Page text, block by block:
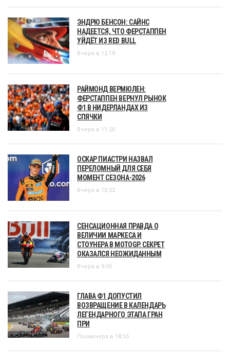
ЭНДРЮ БЕНСОН: САЙНС
НАДЕЕТСЯ, ЧТО ФЕРСТАППЕН
УЙДЁТ ИЗ RED BULL
Вчера в 12:18
РАЙМОНД ВЕРМЮЛЕН:
ФЕРСТАППЕН ВЕРНУЛ РЫНОК
Ф1 В НИДЕРЛАНДАХ ИЗ
СПЯЧКИ
Вчера в 11:20
ОСКАР ПИАСТРИ НАЗВАЛ
ПЕРЕЛОМНЫЙ ДЛЯ СЕБЯ
МОМЕНТ СЕЗОНА-2026
Вчера в 10:22
СЕНСАЦИОННАЯ ПРАВДА О
ВЕЛИЧИИ МАРКЕСА И
СТОУНЕРА В MOTOGP. СЕКРЕТ
ОКАЗАЛСЯ НЕОЖИДАННЫМ
Вчера в 9:05
ГЛАВА Ф1 ДОПУСТИЛ
ВОЗВРАЩЕНИЕ В КАЛЕНДАРЬ
ЛЕГЕНДАРНОГО ЭТАПА ГРАН
ПРИ
Позавчера в 18:55